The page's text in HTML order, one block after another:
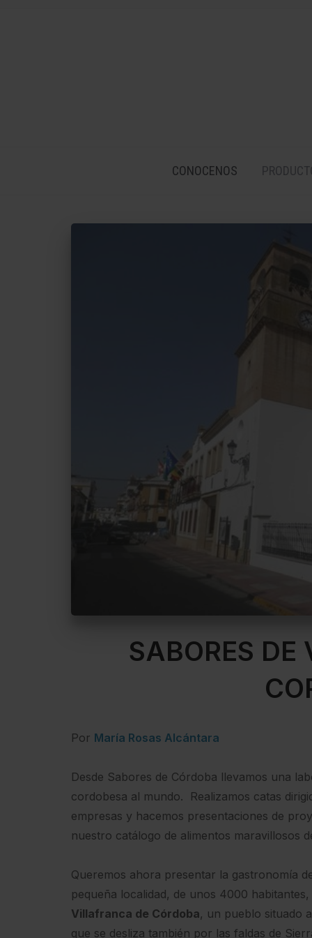
CONOCENOS
SABORES
Por María Rosas Alcántara
Desde Sabores de Córdoba llevamos una
cordobesa al mundo. Realizamos catas
empresas y hacemos presentaciones de
nuestro catálogo de alimentos maravillosos
Queremos ahora presentar la gastronomía
pequeña localidad, de unos 4000
Villafranca de Córdoba, un pueblo situado
que se desliza también por las faldas de